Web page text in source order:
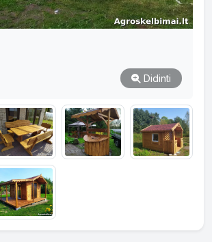
Didinti